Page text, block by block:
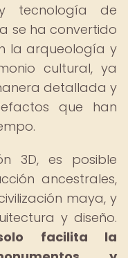
tecnología de
se ha convertido
la arqueología y
cultural, ya
detallada y
que han
3D, es posible
ancestrales,
maya, y
y diseño.
facilita la